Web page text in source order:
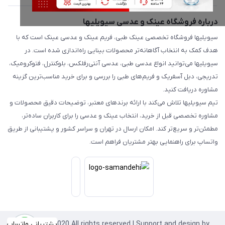
درباره فروشگاه عینک و عدسی سیویلیها
سیویلیها فروشگاه تخصصی عینک طبی، فریم عینک و عدسی عینک است که با
هدف کمک به انتخاب آگاهانه‌تر محصولات بینایی راه‌اندازی شده است. در
سیویلیها می‌توانید انواع عدسی طبی، عدسی آنتی‌رفلکس، بلوکنترل، فتوکرومیک،
تدریجی، دبل آسفریک و فریم‌های طبی را بررسی و برای خرید مناسب‌ترین گزینه
مشاوره دریافت کنید.
تیم سیویلیها تلاش می‌کند با ارائه برندهای معتبر، توضیحات دقیق محصولات و
مشاوره تخصصی قبل از خرید، انتخاب عینک و عدسی را برای کاربران ساده‌تر،
مطمئن‌تر و سریع‌تر کند. امکان ارسال در تهران و سراسر کشور و پشتیبانی از طریق
واتساپ برای راهنمایی بهتر مشتریان فراهم است.